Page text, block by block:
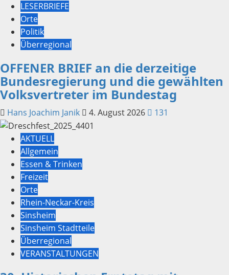
LESERBRIEFE
Orte
Politik
Überregional
OFFENER BRIEF an die derzeitige
Bundesregierung und die gewählten
Volksvertreter im Bundestag
Hans Joachim Janik 4. August 2026 131
AKTUELL
Allgemein
Essen & Trinken
Freizeit
Orte
Rhein-Neckar-Kreis
Sinsheim
Sinsheim Stadtteile
Überregional
VERANSTALTUNGEN